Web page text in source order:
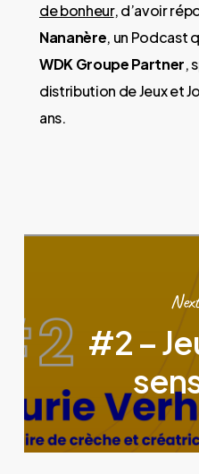
de bonheur, d’avoir
Nananère, un Podcast
WDK Groupe Partner,
distribution de Jeux et
ans.
#2 –